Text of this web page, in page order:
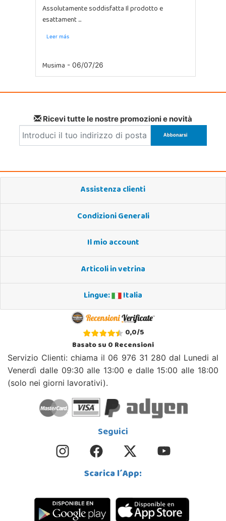
Assolutamente soddisfatta Il prodotto e
esattament ...
Leer más
Musima - 06/07/26
Ricevi tutte le nostre promozioni e novità
Assistenza clienti
Condizioni Generali
Il mio account
Articoli in vetrina
Lingue:
Italia
0,0/5
Basato su0Recensioni
Servizio Clienti: chiama il 06 976 31 280 dal Lunedi al
Venerdì dalle 09:30 alle 13:00 e dalle 15:00 alle 18:00
(solo nei giorni lavorativi).
Seguici
Scarica l´App: